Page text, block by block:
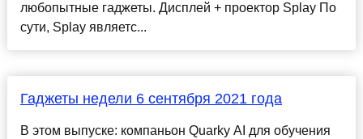
любопытные гаджеты. Дисплей + проектор Splay По
сути, Splay являетс...
Гаджеты недели 6 сентября 2021 года
В этом выпуске: компаньон Quarky AI для обучения